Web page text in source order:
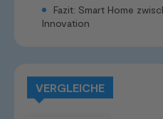
Fazit: Smart Home
Innovation
VERGLEICHE